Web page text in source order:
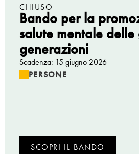
CHIUSO
Bando per la
salute mentale
generazioni
Scadenza: 15 giugno 2026
PERSONE
SCOPRI IL BANDO